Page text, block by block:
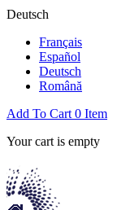
Deutsch
Français
Español
Deutsch
Română
Add To Cart 0 Item
Your cart is empty